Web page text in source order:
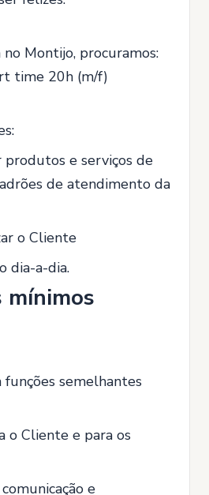
no Montijo, procuramos:
time 20h (m/f)
e serviços de
de atendimento da
o Cliente
dia-a-dia.
mínimos
funções semelhantes
o Cliente e para os
e